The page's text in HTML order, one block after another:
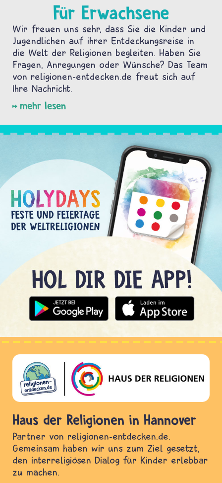
Für Erwachsene
Wir freuen uns sehr, dass Sie die Kinder und
Jugendlichen auf ihrer Entdeckungsreise in
die Welt der Religionen begleiten. Haben Sie
Fragen, Anregungen oder Wünsche? Das Team
von religionen-entdecken.de freut sich auf
Ihre Nachricht.
mehr lesen
Haus der Religionen in Hannover
Partner von religionen-entdecken.de.
Gemeinsam haben wir uns zum Ziel gesetzt,
den interreligiösen Dialog für Kinder erlebbar
zu machen.